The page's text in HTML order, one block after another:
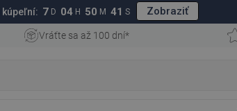
kúpeľní: 7 D 04 H 50 M 40 S Zobraziť
Vráťte sa až 100 dní*